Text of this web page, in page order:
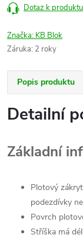
Dotaz k produktu
Značka: KB Blok
Záruka: 2 roky
Popis produktu
Detailní
Základní
Plotový
podezdívky
Povrch
Stříška má